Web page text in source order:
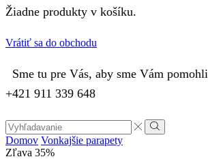
Žiadne produkty v košíku.
Vrátiť sa do obchodu
Sme tu pre Vás, aby sme Vám pomohli
+421 911 339 648
Domov Vonkajšie parapety
Zľava 35%